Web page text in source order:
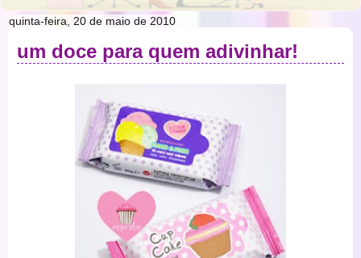
quinta-feira, 20 de maio de 2010
um doce para quem adivinhar!